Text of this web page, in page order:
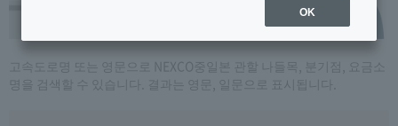
고속도로명 또는 영문으로 NEXCO중일본 관할 나들목, 분기점, 요금소
명을 검색할 수 있습니다. 결과는 영문, 일문으로 표시됩니다.
OK